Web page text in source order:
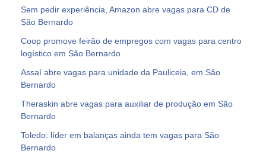
Sem pedir experiência, Amazon abre vagas para CD de
São Bernardo
Coop promove feirão de empregos com vagas para centro
logístico em São Bernardo
Assaí abre vagas para unidade da Pauliceia, em São
Bernardo
Theraskin abre vagas para auxiliar de produção em São
Bernardo
Toledo: líder em balanças ainda tem vagas para São
Bernardo